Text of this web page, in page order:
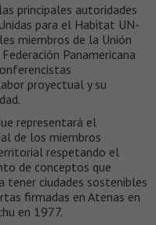
principales autoridades
para el Habitat UN-
miembros de la Unión
Panamericana
proyectual y su
representará el
de los miembros
respetando el
de conceptos que
tener ciudades sostenibles
firmadas en Atenas en
en 1977.